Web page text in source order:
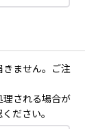
きません。ご注
理される場合が
ださい。